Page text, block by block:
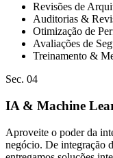
Revisões de
Auditorias &
Otimização de
Avaliações de
Treinamento &
Sec. 04
IA & Machine
Aproveite o poder da
negócio. De integração